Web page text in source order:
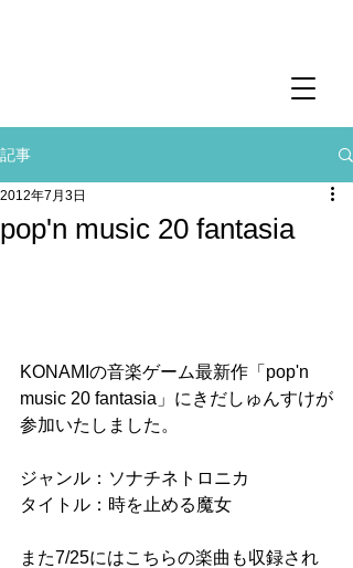
記事
pop'n music 20 fantasia
2012年7月3日
KONAMIの音楽ゲーム最新作「pop'n
music 20 fantasia」にきだしゅんすけが
参加いたしました。
ジャンル：ソナチネトロニカ
タイトル：時を止める魔女
また7/25にはこちらの楽曲も収録され